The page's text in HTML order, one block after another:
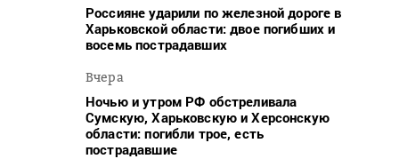
Россияне ударили по железной дороге в
Харьковской области: двое погибших и
восемь пострадавших
Вчера
Ночью и утром РФ обстреливала
Сумскую, Харьковскую и Херсонскую
области: погибли трое, есть
пострадавшие